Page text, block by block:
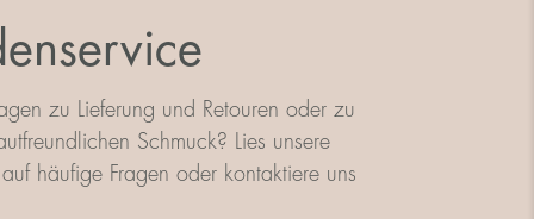
zu Lieferung und Retouren oder zu
Schmuck? Lies unsere
häufige Fragen oder kontaktiere uns